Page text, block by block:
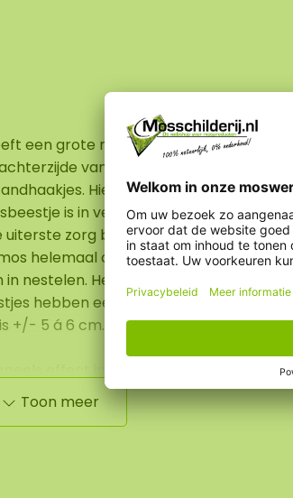
een grote mond maar een klein hartje
van Vesper hebben we twee
Hierdoor kunt u het
is in verschillende kleuren te
zorg bevestigd en behandeld
helemaal onderhoudsvrij en
nestelen. Het is een 100%
hebben een afmeting van max 0.60
+/- 5 á 6 cm.
dus hoe leuk is het om ze te
Toon meer